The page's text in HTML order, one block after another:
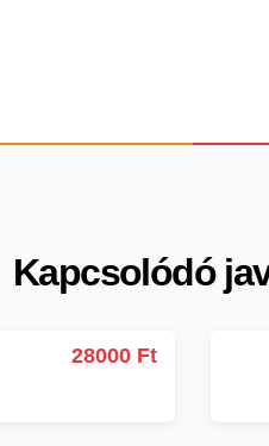
Kapcsolódó
28000 Ft